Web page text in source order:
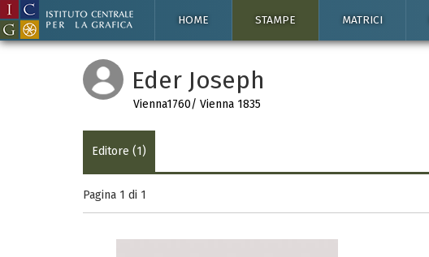
HOME STAMPE MATRICI
Eder Joseph
Vienna1760/ Vienna 1835
Editore (1)
Pagina 1 di 1